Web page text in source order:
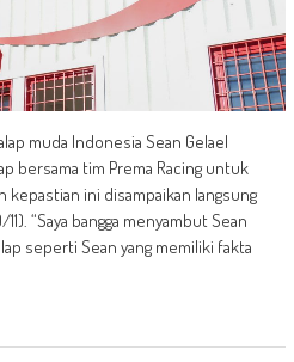
muda Indonesia Sean Gelael
bersama tim Prema Racing untuk
kepastian ini disampaikan langsung
“Saya bangga menyambut Sean
seperti Sean yang memiliki fakta